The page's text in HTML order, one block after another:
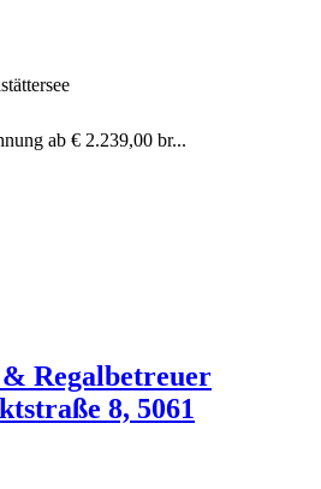
ab € 2.239,00 br...
Regalbetreuer
8, 5061